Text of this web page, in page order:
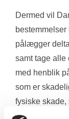
Dermed vil
pålægger
samt tage alle
med henblik
som er
fysiske skade,
uerstattelig